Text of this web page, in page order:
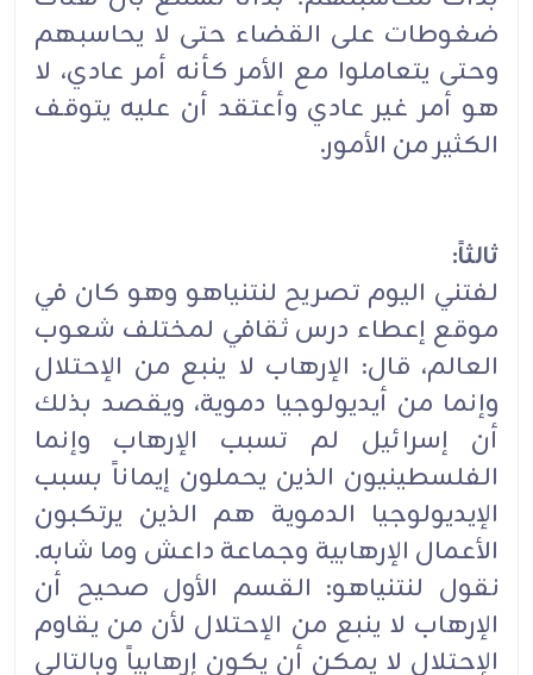
ضغوطات على القضاء حتى لا يحاسبهم
وحتى يتعاملوا مع الأمر كأنه أمر عادي، لا
هو أمر غير عادي وأعتقد أن عليه يتوقف
الكثير من الأمور.
ثالثاً:
لفتني اليوم تصريح لنتنياهو وهو كان في
موقع إعطاء درس ثقافي لمختلف شعوب
العالم، قال: الإرهاب لا ينبع من الإحتلال
وإنما من أيديولوجيا دموية، ويقصد بذلك
أن إسرائيل لم تسبب الإرهاب وإنما
الفلسطينيون الذين يحملون إيماناً بسبب
الإيديولوجيا الدموية هم الذين يرتكبون
الأعمال الإرهابية وجماعة داعش وما شابه.
نقول لنتنياهو: القسم الأول صحيح أن
الإرهاب لا ينبع من الإحتلال لأن من يقاوم
الإحتلال لا يمكن أن يكون إرهابياً وبالتالي